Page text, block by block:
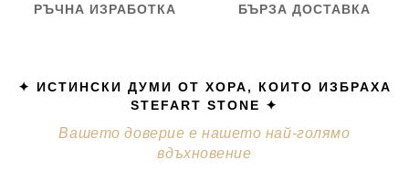
РЪЧНА ИЗРАБОТКА БЪРЗА ДОСТАВКА
✦ ИСТИНСКИ ДУМИ ОТ ХОРА, КОИТО ИЗБРАХА
STEFART STONE ✦
Вашето доверие е нашето най-голямо
вдъхновение